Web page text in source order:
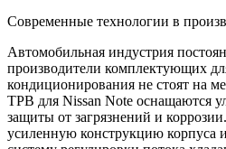
Современные технологии в
Автомобильная индустрия
производители комплектующих
кондиционирования не стоят на
ТРВ для Nissan Note оснащаются
защиты от загрязнений и
усиленную конструкцию корпуса